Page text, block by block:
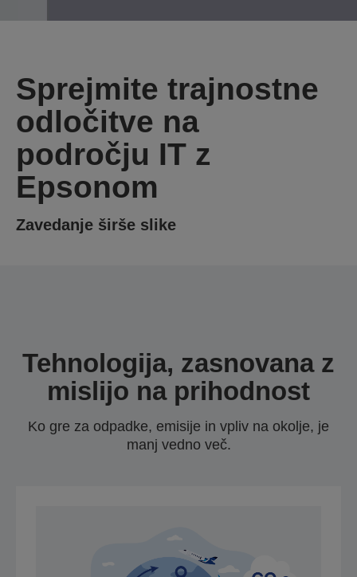
Sprejmite trajnostne
odločitve na
področju IT z
Epsonom
Zavedanje širše slike
Tehnologija, zasnovana z
mislijo na prihodnost
Ko gre za odpadke, emisije in vpliv na okolje, je
manj vedno več.